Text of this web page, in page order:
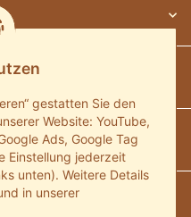
gestatten Sie den
Website: YouTube,
Ads, Google Tag
Einstellung jederzeit
unten). Weitere Details
in unserer